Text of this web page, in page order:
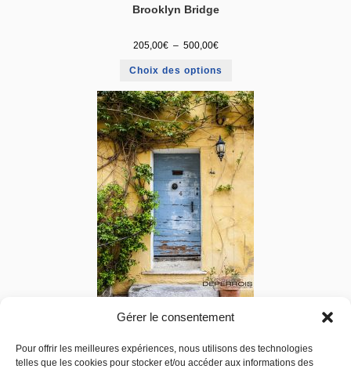
Gérer le consentement
Pour offrir les meilleures expériences, nous utilisons des technologies
telles que les cookies pour stocker et/ou accéder aux informations des
Brooklyn Bridge
205,00€ – 500,00€
Choix des options
Provence Door